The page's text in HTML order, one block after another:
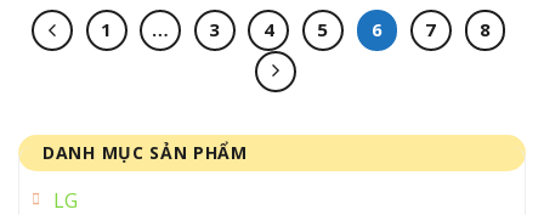
1 … 3 4 5 6 7 8
DANH MỤC SẢN PHẨM
LG